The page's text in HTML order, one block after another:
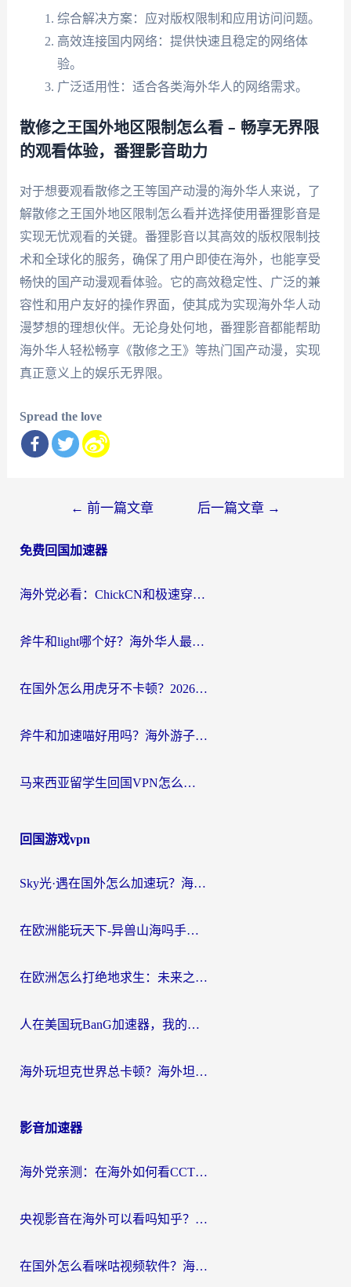
综合解决方案：应对版权限制和应用访问问题。
高效连接国内网络：提供快速且稳定的网络体
验。
广泛适用性：适合各类海外华人的网络需求。
散修之王国外地区限制怎么看 – 畅享无界限
的观看体验，番狸影音助力
对于想要观看散修之王等国产动漫的海外华人来说，了
解散修之王国外地区限制怎么看并选择使用番狸影音是
实现无忧观看的关键。番狸影音以其高效的版权限制技
术和全球化的服务，确保了用户即使在海外，也能享受
畅快的国产动漫观看体验。它的高效稳定性、广泛的兼
容性和用户友好的操作界面，使其成为实现海外华人动
漫梦想的理想伙伴。无论身处何地，番狸影音都能帮助
海外华人轻松畅享《散修之王》等热门国产动漫，实现
真正意义上的娱乐无界限。
Spread the love
导
← 前一篇文章 后一篇文章 →
免费回国加速器
海外党必看：ChickCN和极速穿梭VPN好用吗？3招教你选对回国加速器无缝刷国内资源
斧牛和light哪个好？海外华人最关心的回国加速器选择难题，一篇讲透
在国外怎么用虎牙不卡顿？2026海外华人亲测有效的回国加速器选择指南
斧牛和加速喵好用吗？海外游子的真实选择困境
马来西亚留学生回国VPN怎么选？3个避坑点+1款实测好用的加速器推荐
回国游戏vpn
Sky光·遇在国外怎么加速玩？海外党亲测有效的国服游戏加速指南
在欧洲能玩天下-异兽山海吗手游？海外玩家的加速器生存指南
在欧洲怎么打绝地求生：未来之役不卡？留学生亲测的加速器避坑指南
人在美国玩BanG加速器，我的延迟终于绿了
海外玩坦克世界总卡顿？海外坦克世界加速器有哪些？实测好用的选择在这里
影音加速器
海外党亲测：在海外如何看CCTV？告别“仅限大陆播放”的实用指南
央视影音在海外可以看吗知乎？留学生亲测：3步解决地域限制+追剧自由
在国外怎么看咪咕视频软件？海外党亲测有效的回国加速方案